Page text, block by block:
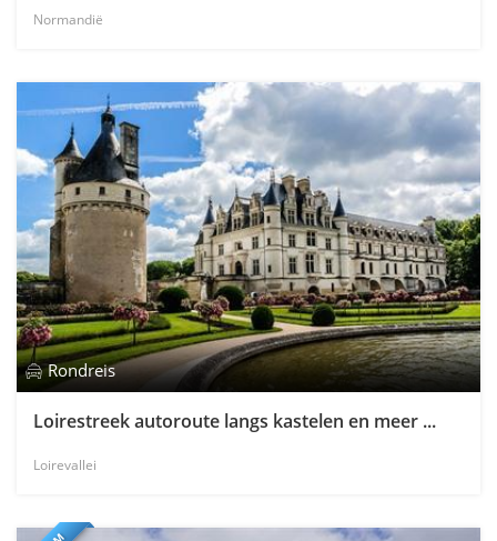
Normandië
Rondreis
Loirestreek autoroute langs kastelen en meer ...
Loirevallei